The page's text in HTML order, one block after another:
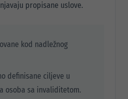
propisane uslove.
kod nadležnog
definisane ciljeve u
osoba sa invaliditetom.